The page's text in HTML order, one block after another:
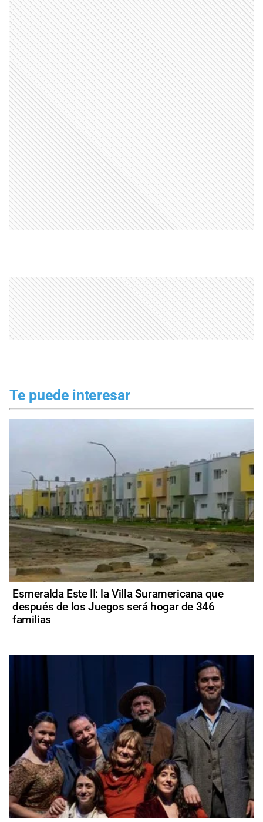
Te puede interesar
Esmeralda Este II: la Villa Suramericana que
después de los Juegos será hogar de 346
familias